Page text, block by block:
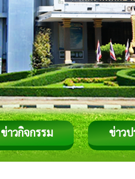
ข่าวกิจกรรม ข่าว